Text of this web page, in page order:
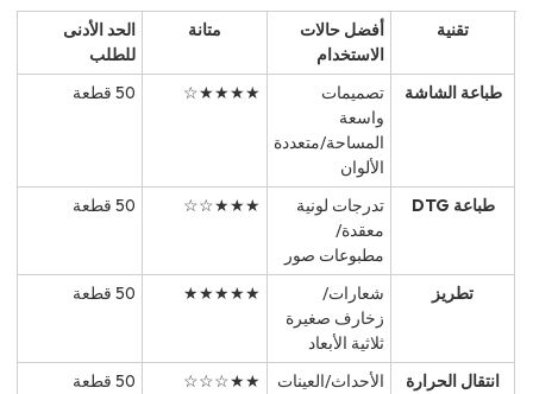
تقنية
أفضل حالات
الاستخدام
متانة
الحد الأدنى
للطلب
طباعة الشاشة
تصميمات
واسعة
المساحة/متعددة
الألوان
★★★★☆ 50 قطعة
طباعة DTG
تدرجات لونية
معقدة/
مطبوعات صور
★★★☆☆ 50 قطعة
تطريز
شعارات/
زخارف صغيرة
ثلاثية الأبعاد
★★★★★ 50 قطعة
انتقال الحرارة
الأحداث/العينات
★★☆☆☆ 50 قطعة